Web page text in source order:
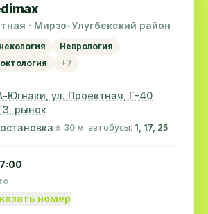
· Мирзо-Улугбекский район
Неврология
+7
Югнаки, ул. Проектная, Г-40
рынок
🚶 30 м· автобусы: 1, 17, 25
номер